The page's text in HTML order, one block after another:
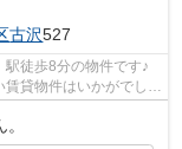
古沢527
徒歩8分の物件です♪
貸物件はいかがでしょ